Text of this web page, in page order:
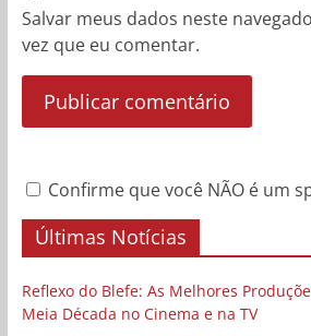
Salvar meus dados neste
vez que eu comentar.
Confirme que você NÃO é um
Últimas Notícias
Reflexo do Blefe: As Melhores
Meia Década no Cinema e na TV